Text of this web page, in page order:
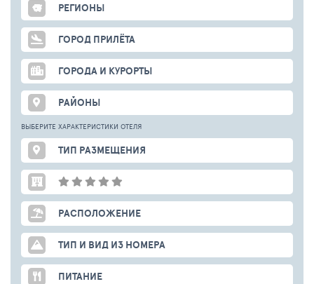
РЕГИОНЫ
ГОРОД ПРИЛЁТА
ГОРОДА И КУРОРТЫ
РАЙОНЫ
ВЫБЕРИТЕ ХАРАКТЕРИСТИКИ ОТЕЛЯ
ТИП РАЗМЕЩЕНИЯ
РАСПОЛОЖЕНИЕ
ТИП И ВИД ИЗ НОМЕРА
ПИТАНИЕ